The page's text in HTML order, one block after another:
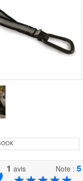
1 avis Note :5